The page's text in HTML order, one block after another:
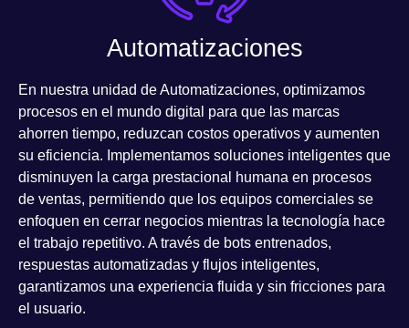
Automatizaciones
En nuestra unidad de Automatizaciones, optimizamos
procesos en el mundo digital para que las marcas
ahorren tiempo, reduzcan costos operativos y aumenten
su eficiencia. Implementamos soluciones inteligentes que
disminuyen la carga prestacional humana en procesos
de ventas, permitiendo que los equipos comerciales se
enfoquen en cerrar negocios mientras la tecnología hace
el trabajo repetitivo. A través de bots entrenados,
respuestas automatizadas y flujos inteligentes,
garantizamos una experiencia fluida y sin fricciones para
el usuario.